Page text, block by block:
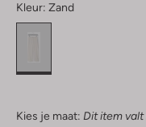
Kleur: Zand
Kies je maat: Dit item